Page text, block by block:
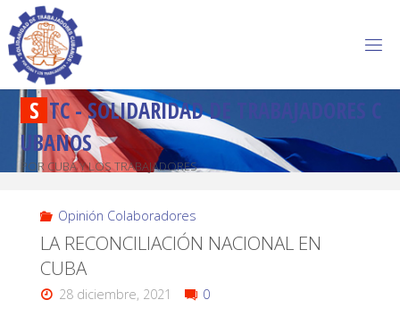
S TC-SOLIDARIDADD R A BAJADORES C
U BANOS
POR CUBA Y LOS TRABAJADORES
Opinión Colaboradores
LA RECONCILIACIÓN NACIONAL EN
CUBA
28 diciembre, 2021 0